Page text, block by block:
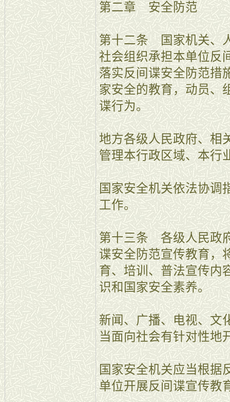
第二章 安全防范
第十二条 国家机关、
社会组织承担本单位反
落实反间谍安全防范措
家安全的教育，动员、
谍行为。
地方各级人民政府、相
管理本行政区域、本行
国家安全机关依法协调
工作。
第十三条 各级人民政
谍安全防范宣传教育，
育、培训、普法宣传内
识和国家安全素养。
新闻、广播、电视、文
当面向社会有针对性地
国家安全机关应当根据
单位开展反间谍宣传教